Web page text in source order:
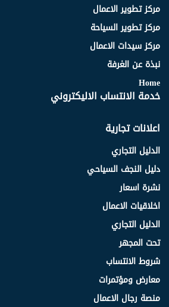
مركز تطوير الاعمال
مركز تطوير السياحة
مركز سيدات الاعمال
نبذة عن الغرفة
Home
خدمة الانتساب الاليكتروني
اعلانات تجارية
الدليل التجاري
دليل النجف السياحي
نشرة اسعار
اخلاقيات الاعمال
الدليل التجاري
تحت المجهر
شروط الانتساب
معارض ومؤتمرات
منصة رجال الاعمال